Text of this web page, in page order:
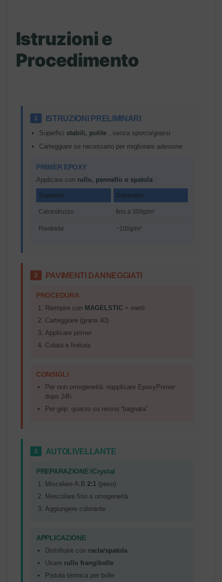
Istruzioni e
Procedimento
1 ISTRUZIONI PRELIMINARI
Superfici stabili, pulite , senza sporco/grassi
Carteggiare se necessario per migliorare adesione
PRIMER EPOXY
Applicare con rullo, pennello o spatola :
Supporto Consumo
Calcestruzzo fino a 300g/m²
Piastrelle ~100g/m²
2 PAVIMENTI DANNEGGIATI
PROCEDURA
Riempire con MAGELSTIC + inerti
Carteggiare (grana 40)
Applicare primer
Colata e finitura
CONSIGLI
Per non omogeneità: riapplicare EpoxyPrimer
dopo 24h
Per grip: quarzo su resina “bagnata”
3 AUTOLIVELLANTE
PREPARAZIONE ICrystal
Miscelare A:B 2:1 (peso)
Mescolare fino a omogeneità
Aggiungere colorante
APPLICAZIONE
Distribuire con racla/spatola
Usare rullo frangibolle
Pistola termica per bolle